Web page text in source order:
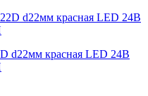
d22мм красная LED 24В